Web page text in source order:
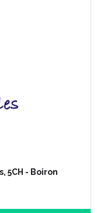
5CH - Boiron